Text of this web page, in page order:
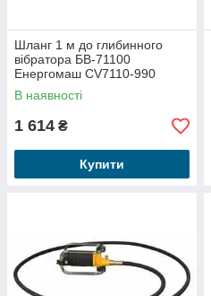
Шланг 1 м до глибинного
вібратора БВ-71100
Енергомаш CV7110-990
В наявності
1 614 ₴
Купити